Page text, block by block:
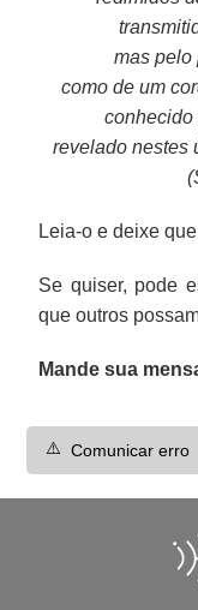
mas pelo
como de um
conhecido
revelado nestes
Leia-o e deixe
Se quiser, pode
que outros
Mande sua
⚠️ Comunicar erro